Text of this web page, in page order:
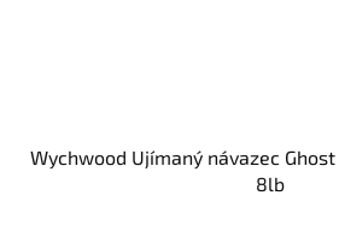
Wychwood Ujímaný návazec
8lb